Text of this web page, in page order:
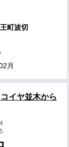
町波切
月
イヤ並木から